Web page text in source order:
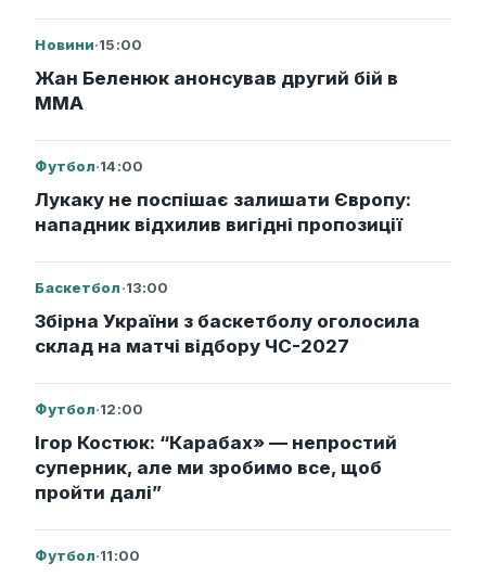
Новини·15:00
Жан Беленюк анонсував другий бій в
ММА
Футбол·14:00
Лукаку не поспішає залишати Європу:
нападник відхилив вигідні пропозиції
Баскетбол·13:00
Збірна України з баскетболу оголосила
склад на матчі відбору ЧС-2027
Футбол·12:00
Ігор Костюк: “Карабах» — непростий
суперник, але ми зробимо все, щоб
пройти далі”
Футбол·11:00